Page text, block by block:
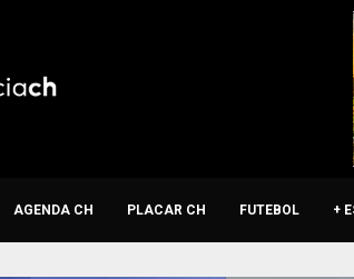
AGENDA CH PLACAR CH FUTEBOL +